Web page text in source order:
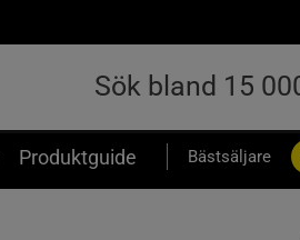
Produktguide Bästsäljare